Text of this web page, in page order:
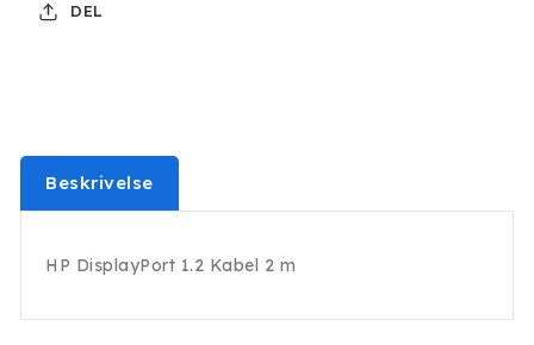
DEL
Beskrivelse
HP DisplayPort 1.2 Kabel 2 m